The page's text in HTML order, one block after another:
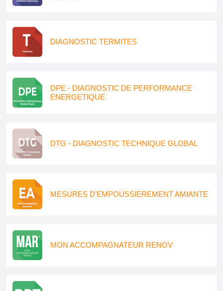
DIAGNOSTIC TERMITES
DPE - DIAGNOSTIC DE PERFORMANCE
ENERGETIQUE
DTG - DIAGNOSTIC TECHNIQUE GLOBAL
MESURES D'EMPOUSSIEREMENT AMIANTE
MON ACCOMPAGNATEUR RENOV